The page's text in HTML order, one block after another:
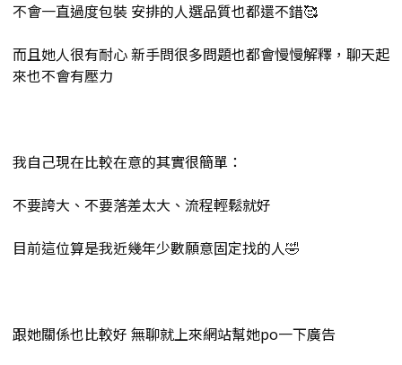
不會一直過度包裝 安排的人選品質也都還不錯🥰
而且她人很有耐心 新手問很多問題也都會慢慢解釋，聊天起
來也不會有壓力
我自己現在比較在意的其實很簡單：
不要誇大、不要落差太大、流程輕鬆就好
目前這位算是我近幾年少數願意固定找的人🤣
跟她關係也比較好 無聊就上來網站幫她po一下廣告